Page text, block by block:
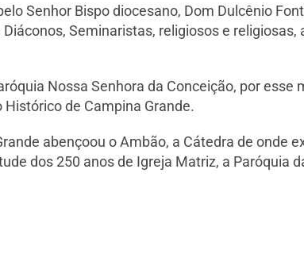
Senhor Bispo diocesano, Dom Dulcênio
Seminaristas, religiosos e
Nossa Senhora da Conceição, por esse
de Campina Grande.
abençoou o Ambão, a Cátedra de onde
dos 250 anos de Igreja Matriz, a Paróquia